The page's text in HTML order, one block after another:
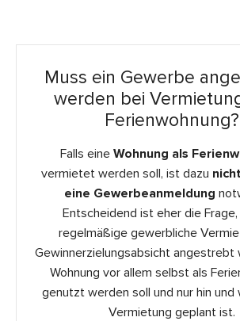
Muss ein Gewerbe
werden bei
Ferienwohnung?
Falls eineWohnung als
vermietet werden soll, ist dazu
eine Gewerbeanmeldung
Entscheidend ist eher die
regelmäßige gewerbliche
Gewinnerzielungsabsicht angestrebt
Wohnung vor allem selbst als
genutzt werden soll und nur hin und
Vermietung geplant ist.